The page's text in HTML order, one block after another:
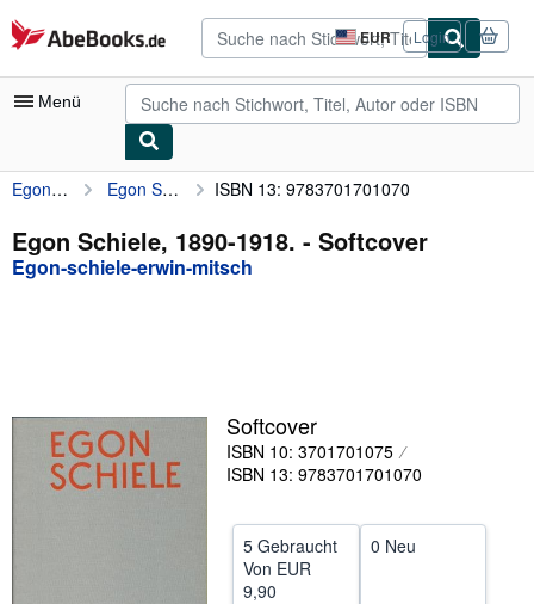
Zum Hauptinhalt
AbeBooks.de EUR
Seite
der
Einkaufseinstellungen.
Login
Menü
Nutzerkonto
Meine Bestellungen
Detailsuche
Verkäufer
Verkäufer werden
SCHLIESSEN
Egon-schiele-erwin-mitsch Egon Schiele, 1890-1918. ISBN 13: 9783701701070
Egon Schiele, 1890-1918. - Softcover
Egon-schiele-erwin-mitsch
Softcover
ISBN 10: 3701701075
ISBN 13: 9783701701070
5 Gebraucht
Von EUR
9,90
0 Neu